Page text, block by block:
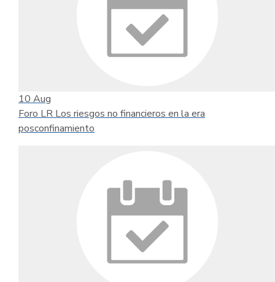
10 Aug
Foro LR Los riesgos no financieros en la era
posconfinamiento